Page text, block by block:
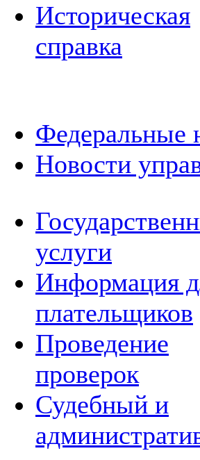
Историческая
справка
Федеральные
Новости
услуги
Информация
плательщиков
Проведение
проверок
Судебный и